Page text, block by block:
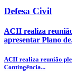
Defesa Civil
ACII realiza
apresentar Plano
ACII realiza reunião
Contingência...